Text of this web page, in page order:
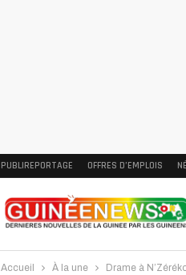
PUBLIREPORTAGE OFFRES D’EMPLOIS
Accueil À la une Drame à